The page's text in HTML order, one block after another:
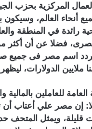
المركزية بحزب
أنحاء العالم، وسيكون
رائدة في المنطقة
اسم مصر فى جميع
ملايين الدولارات،
العامة للعاملين
إن مصر علي أعتاب
قليلة، ويمثل